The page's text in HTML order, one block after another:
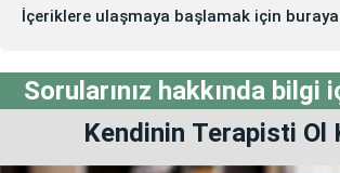
İçeriklere ulaşmaya başlamak için
Sorularınız hakkında bilgi
Kendinin Terapisti Ol